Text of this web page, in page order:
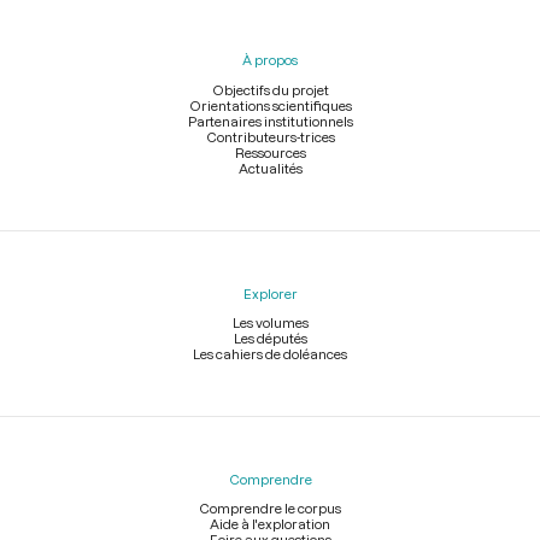
À propos
Objectifs du projet
Orientations scientifiques
Partenaires institutionnels
Contributeurs-trices
Ressources
Actualités
Explorer
Les volumes
Les députés
Les cahiers de doléances
Comprendre
Comprendre le corpus
Aide à l'exploration